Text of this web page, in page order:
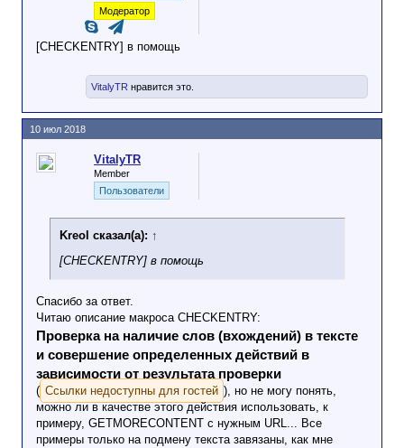
Модератор
[CHECKENTRY] в помощь
VitalyTR нравится это.
VitalyTR
Member
Пользователи
Kreol сказал(а): ↑
[CHECKENTRY] в помощь
Спасибо за ответ.
Читаю описание макроса CHECKENTRY:
Проверка на наличие слов (вхождений) в тексте
и совершение определенных действий в
зависимости от результата проверки
( Ссылки недоступны для гостей ), но не могу понять,
можно ли в качестве этого действия использовать, к
примеру, GETMORECONTENT с нужным URL... Все
примеры только на подмену текста завязаны, как мне
10 июл 2018